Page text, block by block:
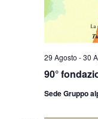
90°
29 Agosto -30
Sede Gruppo